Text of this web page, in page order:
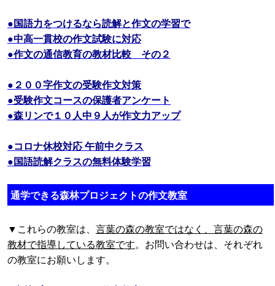
●国語力をつけるなら読解と作文の学習で
●中高一貫校の作文試験に対応
●作文の通信教育の教材比較 その２
●２００字作文の受験作文対策
●受験作文コースの保護者アンケート
●森リンで１０人中９人が作文力アップ
●コロナ休校対応 午前中クラス
●国語読解クラスの無料体験学習
通学できる森林プロジェクトの作文教室
▼これらの教室は、 言葉の森の教室ではなく、言葉の森の
教材で指導している教室です。お問い合わせは、それぞれ
の教室にお願いします。